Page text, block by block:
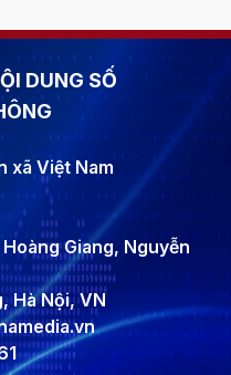
DUNG SỐ
xã Việt Nam
Giang, Nguyễn
Hà Nội, VN